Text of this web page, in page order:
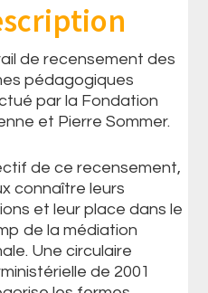
de recensement des
pédagogiques
par la Fondation
et Pierre Sommer.
de ce recensement,
connaître leurs
et leur place dans le
de la médiation
Une circulaire
de 2001